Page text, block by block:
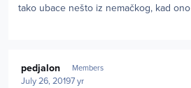
tako ubace nešto iz nemačkog, kad ono
pedjalon Members
July 26, 20197 yr